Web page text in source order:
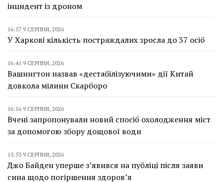
інцидент із дроном
16:57 9 СЕРПНЯ, 2026
У Харкові кількість постраждалих зросла до 37 осіб
16:41 9 СЕРПНЯ, 2026
Вашингтон назвав «дестабілізуючими» дії Китай
довкола мілини Скарборо
16:16 9 СЕРПНЯ, 2026
Вчені запропонували новий спосіб охолодження міст
за допомогою збору дощової води
15:53 9 СЕРПНЯ, 2026
Джо Байден уперше з’явився на публіці після заяви
сина щодо погіршення здоров’я